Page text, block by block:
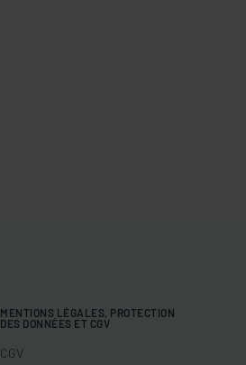
MENTIONS LÉGALES, PROTECTION
DES DONNÉES ET CGV
CGV